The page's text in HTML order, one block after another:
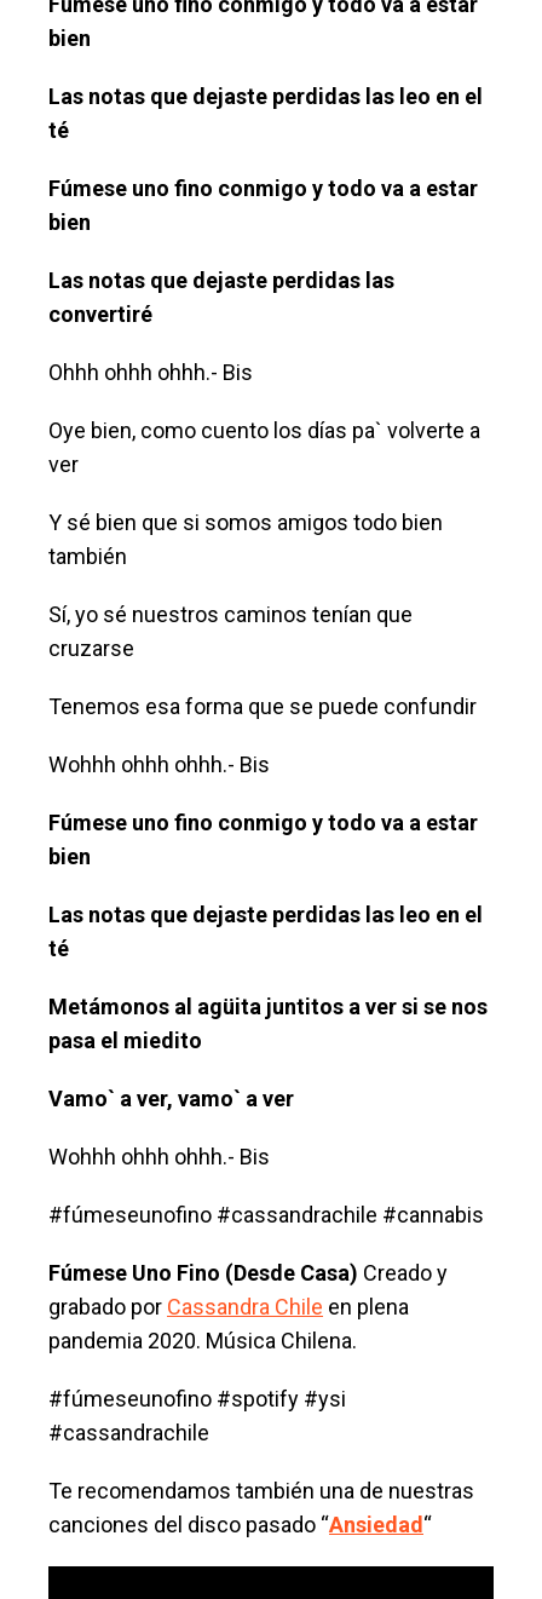
bien
Las notas que dejaste perdidas las leo en el
té
Fúmese uno fino conmigo y todo va a estar
bien
Las notas que dejaste perdidas las
convertiré
Ohhh ohhh ohhh.- Bis
Oye bien, como cuento los días pa` volverte a
ver
Y sé bien que si somos amigos todo bien
también
Sí, yo sé nuestros caminos tenían que
cruzarse
Tenemos esa forma que se puede confundir
Wohhh ohhh ohhh.- Bis
Fúmese uno fino conmigo y todo va a estar
bien
Las notas que dejaste perdidas las leo en el
té
Metámonos al agüita juntitos a ver si se nos
pasa el miedito
Vamo` a ver, vamo` a ver
Wohhh ohhh ohhh.- Bis
#fúmeseunofino #cassandrachile #cannabis
Fúmese Uno Fino (Desde Casa) Creado y
grabado por Cassandra Chile en plena
pandemia 2020. Música Chilena.
#fúmeseunofino #spotify #ysi
#cassandrachile
Te recomendamos también una de nuestras
canciones del disco pasado “Ansiedad“